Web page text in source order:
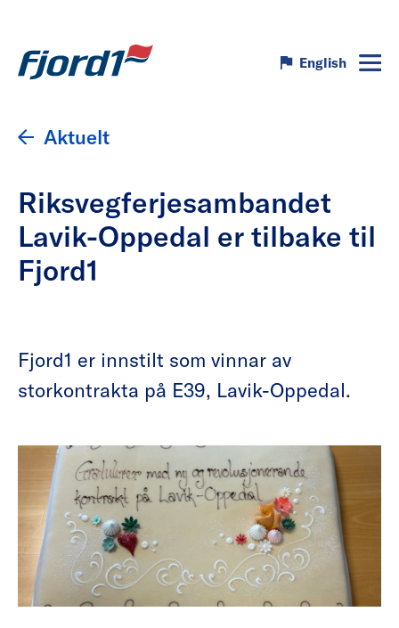
English
Aktuelt
Riksvegferjesambandet
Lavik-Oppedal er tilbake til
Fjord1
Fjord1 er innstilt som vinnar av
storkontrakta på E39, Lavik-Oppedal.